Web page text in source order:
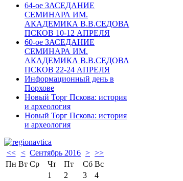
64-ое ЗАСЕДАНИЕ
СЕМИНАРА ИМ.
АКАДЕМИКА В.В.СЕДОВА
ПСКОВ 10-12 АПРЕЛЯ
60-ое ЗАСЕДАНИЕ
СЕМИНАРА ИМ.
АКАДЕМИКА В.В.СЕДОВА
ПСКОВ 22-24 АПРЕЛЯ
Информационный день в
Порхове
Новый Торг Пскова: история
и археология
Новый Торг Пскова: история
и археология
<< < Сентябрь 2016 > >>
Пн Вт Ср Чт Пт Сб Вс
1
2 3
4